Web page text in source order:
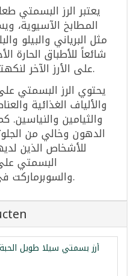
يعتبر الرز البسمتي
المطابخ الآسيوية،
مثل البرياني والبيلو
شائعاً للأطباق الحارة
على الأرز الآخر لنكهته ورائحته وملمسه الفريد.
يحتوي الرز البسمتي
والألياف الغذائية
الدهون وخالي من
للأشخاص الذين
البسمتي
والسوبرماركت في الأصناف البيضاء والبنية.
أرز بسمتي سيلا طويل الحبة